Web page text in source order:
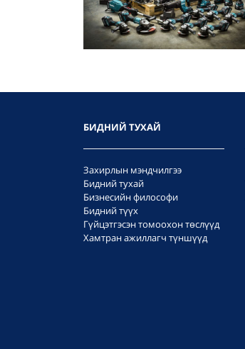
БИДНИЙ ТУХАЙ
Захирлын мэндчилгээ
Бидний тухай
Бизнесийн философи
Бидний түүх
Гүйцэтгэсэн томоохон төслүүд
Хамтран ажиллагч түншүүд